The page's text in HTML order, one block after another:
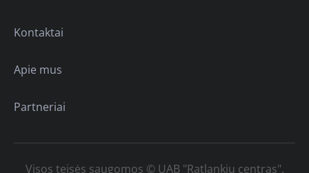
Kontaktai
Apie mus
Partneriai
Visos teisės saugomos © UAB "Ratlankių centras".